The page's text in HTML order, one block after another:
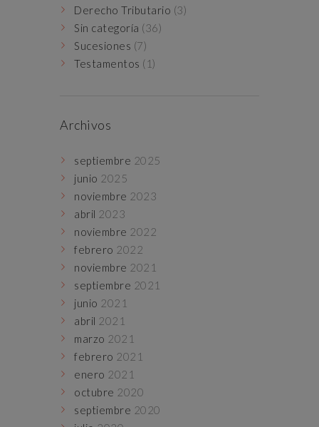
Derecho Tributario (3)
Sin categoría (36)
Sucesiones (7)
Testamentos (1)
Archivos
septiembre 2025
junio 2025
noviembre 2023
abril 2023
noviembre 2022
febrero 2022
noviembre 2021
septiembre 2021
junio 2021
abril 2021
marzo 2021
febrero 2021
enero 2021
octubre 2020
septiembre 2020